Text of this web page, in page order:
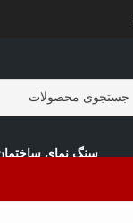
سنگ نمای